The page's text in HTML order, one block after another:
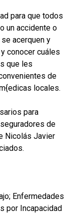
para que todos
un accidente o
acerquen y
conocer cuáles
que les
de
locales.
para
de
Nicolás Javier
Enfermedades
por Incapacidad